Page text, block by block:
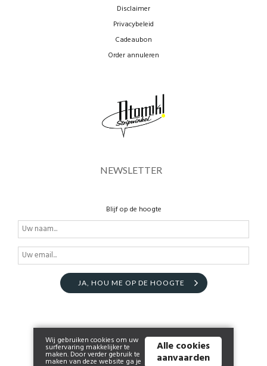
Disclaimer
Privacybeleid
Cadeaubon
Order annuleren
NEWSLETTER
Blijf op de hoogte
JA, HOU ME OP DE HOOGTE
Wij gebruiken cookies om uw
surfervaring makkelijker te
maken. Door verder gebruik te
maken van deze website ga je
Alle cookies
aanvaarden